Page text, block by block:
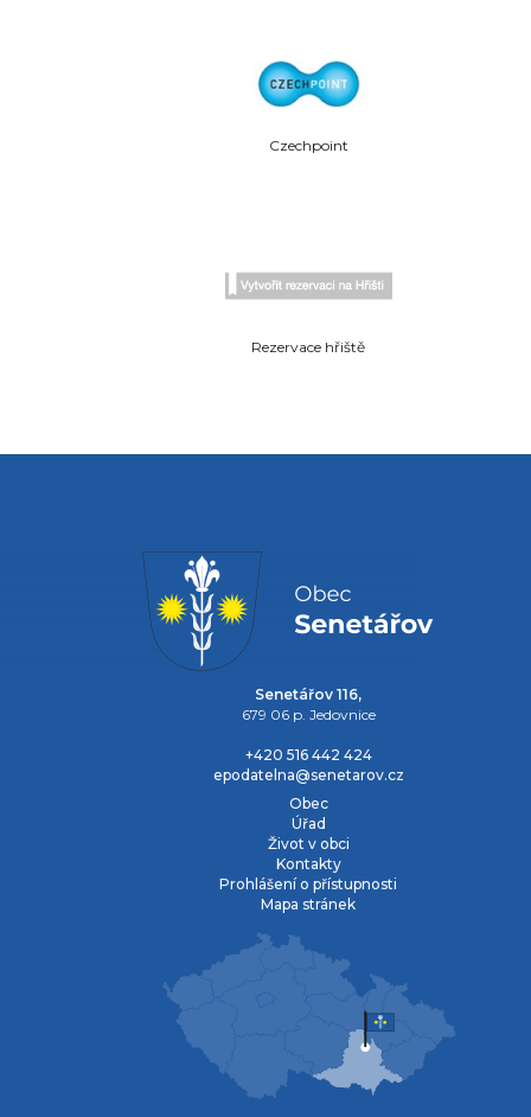
Czechpoint
Rezervace hřiště
Senetářov 116,
679 06 p. Jedovnice
+420 516 442 424
epodatelna@senetarov.cz
Obec
Úřad
Život v obci
Kontakty
Prohlášení o přístupnosti
Mapa stránek